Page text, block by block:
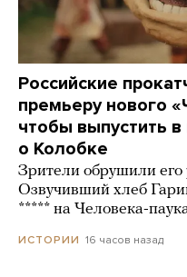
Российские
премьеру нового
чтобы выпустить
о Колобке
Зрители обрушили
Озвучивший хлеб
***** на Человека-
ИСТОРИИ 16 часов назад